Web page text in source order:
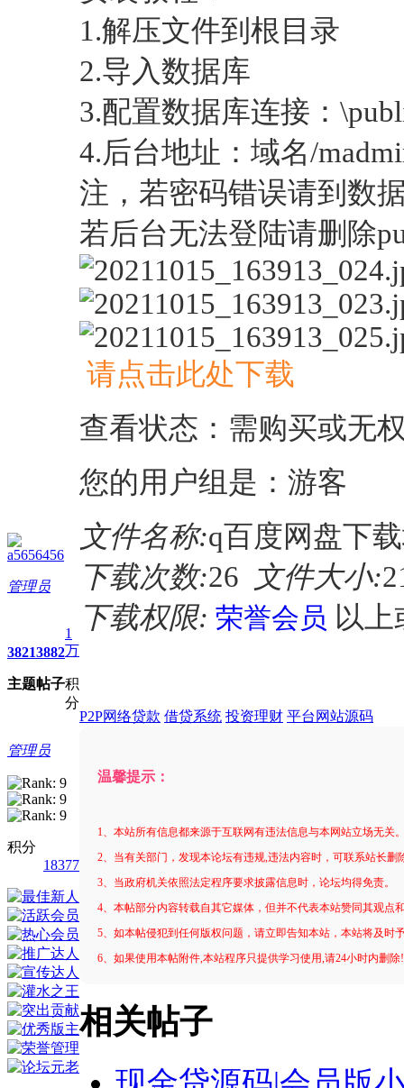
a5656456
管理员
3821
主题
3882
帖子
1
万
积
分
管理员
积分
18377
1.解压文件到根目录
2.导入数据库
3.配置数据库连接：
4.后台地址：域名/
注，若密码错误请到数
若后台无法登陆请删除
请点击此处下载
查看状态：需购买或无
您的用户组是：游客
文件名称:q百度网盘下
下载次数:26 文件大小:
下载权限: 荣誉会员 以
P2P网络贷款 借贷系统 投资理财 平台网站源码
温馨提示：
1、本站所有信息都来源于互联网有违法信息与本网站立场无关
2、当有关部门，发现本论坛有违规,违法内容时，可联系站长删
3、当政府机关依照法定程序要求披露信息时，论坛均得免责。
4、本帖部分内容转载自其它媒体，但并不代表本站赞同其观点
5、如本帖侵犯到任何版权问题，请立即告知本站，本站将及时
6、如果使用本帖附件,本站程序只提供学习使用,请24小时内删
相关帖子